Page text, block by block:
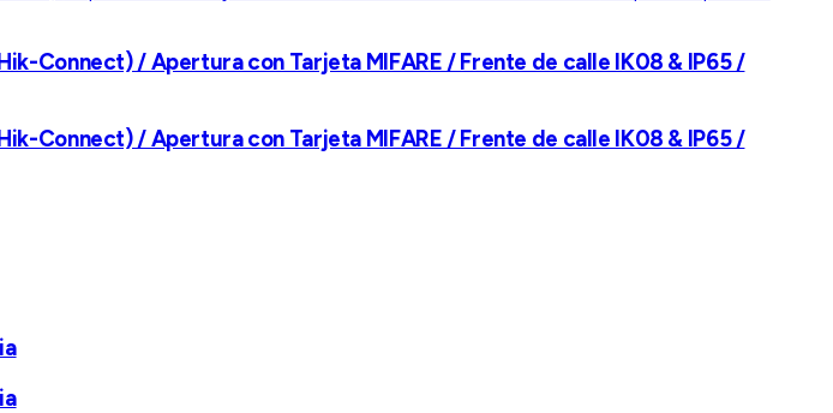
Connect) / Apertura con Tarjeta MIFARE / Frente de calle IK08 & IP65 /
Connect) / Apertura con Tarjeta MIFARE / Frente de calle IK08 & IP65 /